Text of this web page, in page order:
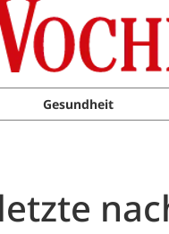
Gesundheit